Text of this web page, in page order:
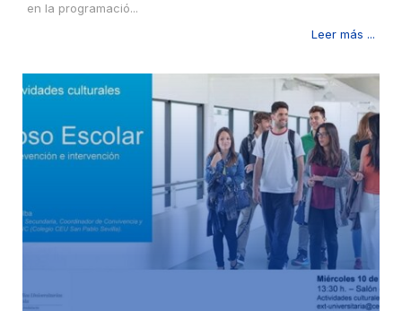
en la programació...
Leer más ...